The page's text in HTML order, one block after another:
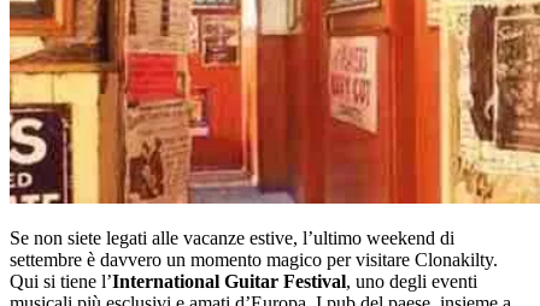
Se non siete legati alle vacanze estive, l’ultimo weekend di
settembre è davvero un momento magico per visitare Clonakilty.
Qui si tiene l’International Guitar Festival, uno degli eventi